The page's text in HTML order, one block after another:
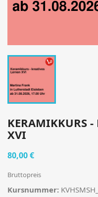
KERAMIKKURS -
XVI
80,00 €
Bruttopreis
Kursnummer: